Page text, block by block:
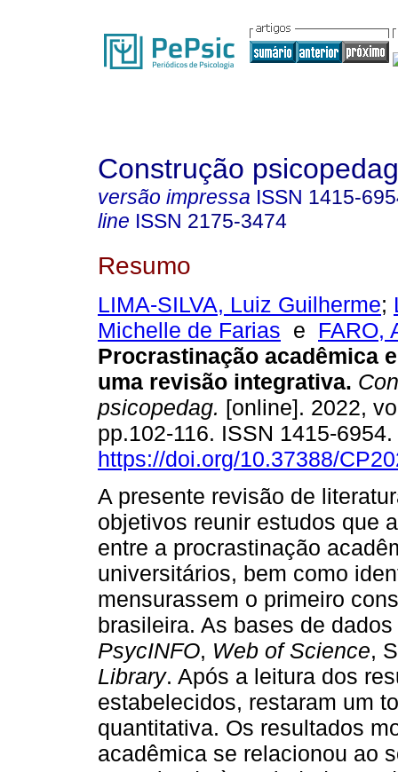
Construção
versão impressa ISSN 1415-
line ISSN 2175-3474
Resumo
LIMA-SILVA, Luiz Guilherme;
Michelle de Farias e FARO,
Procrastinação acadêmica
uma revisão integrativa.
psicopedag. [online]. 2022,
pp.102-116. ISSN 1415-6954.
https://doi.org/10.37388/
A presente revisão de
objetivos reunir estudos que
entre a procrastinação
universitários, bem como
mensurassem o primeiro
brasileira. As bases de
PsycINFO, Web of Science,
Library. Após a leitura dos
estabelecidos, restaram um
quantitativa. Os resultados
acadêmica se relacionou ao